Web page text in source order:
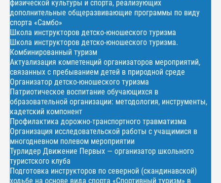
физической культуры и спорта, реализующих
дополнительные общеразвивающие программы по виду
спорта «Самбо»
Школа инструкторов детско-юношеского туризма
Школа инструкторов детско-юношеского туризма.
Комбинированный туризм
Актуализация компетенций организаторов мероприятий,
связанных с пребыванием детей в природной среде
Организатор детско-юношеского туризма
Патриотическое воспитание обучающихся в
образовательной организации: методология, инструменты,
кадетский компонент
Профилактика дорожно-транспортного травматизма
Организация исследовательской работы с учащимися в
многодневном полевом мероприятии
Турлидер Движение Первых — организатор школьного
туристского клуба
Подготовка инструкторов по северной (скандинавской)
ходьбе на основе вида спорта «Спортивный туризм» в